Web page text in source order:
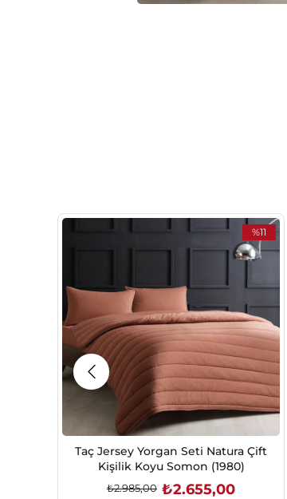
%11
İndirim
%11İndirim
Taç Jersey Yorgan Seti Natura Çift
Kişilik Koyu Somon (1980)
₺2.655,00
₺2.985,00